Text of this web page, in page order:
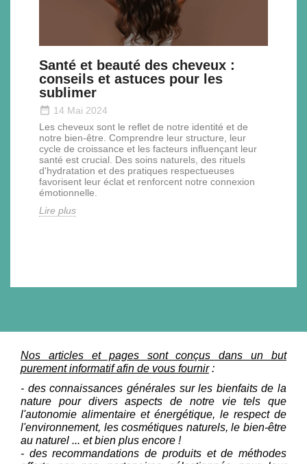
Santé et beauté des cheveux :
conseils et astuces pour les
sublimer
date_range 14 Mai 2024
Les cheveux sont le reflet de notre identité et de
notre bien-être. Comprendre leur structure, leur
cycle de croissance et les facteurs influençant leur
santé est crucial. Des soins naturels, des rituels
d'hydratation et des pratiques respectueuses
favorisent leur éclat et renforcent notre connexion
émotionnelle.
Lire plus
Nos articles et pages sont conçus dans un but
purement informatif afin de vous fournir:
- des connaissances générales sur les bienfaits de la
nature pour divers aspects de notre vie tels que
l'autonomie alimentaire et énergétique, le respect de
l'environnement, les cosmétiques naturels, le bien-être
au naturel ... et bien plus encore !
- des recommandations de produits et de méthodes